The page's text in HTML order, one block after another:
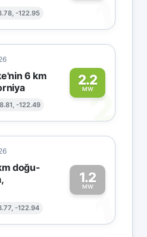
-122.95 1
6 km
-122.49
2.2
MW
2
doğu-
-122.94
1.2
MW
1